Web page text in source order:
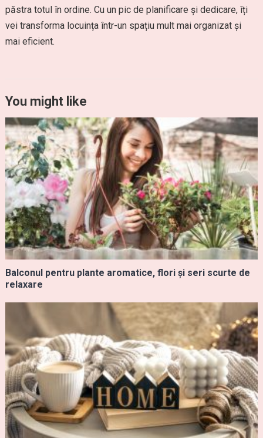
păstra totul în ordine. Cu un pic de planificare și dedicare, îți
vei transforma locuința într-un spațiu mult mai organizat și
mai eficient.
You might like
Balconul pentru plante aromatice, flori și seri scurte de
relaxare